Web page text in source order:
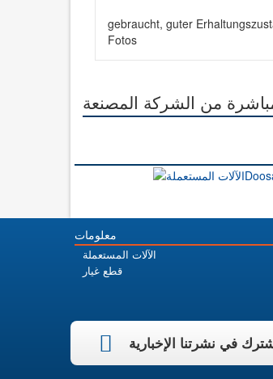
gebraucht, guter
Fotos
من الشركة المصنعة
معلومات
الآلات المستعملة
قطع غيار